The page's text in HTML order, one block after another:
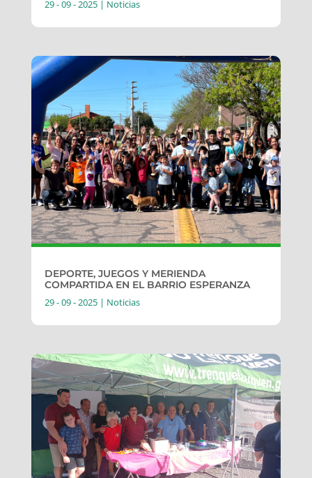
29 - 09 - 2025| Noticias
DEPORTE, JUEGOS Y MERIENDA
COMPARTIDA EN EL BARRIO ESPERANZA
29 - 09 - 2025| Noticias